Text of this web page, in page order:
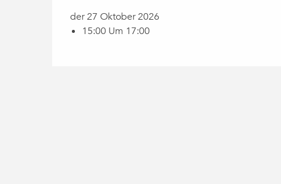
der 27 Oktober 2026
15:00 Um 17:00